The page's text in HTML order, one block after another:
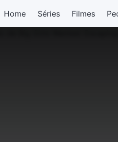
Home Séries Filmes